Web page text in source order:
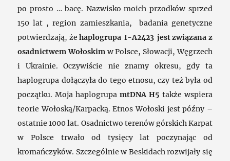
po prosto … bacę. Nazwisko moich przodków sprzed
150 lat , region zamieszkania, badania genetyczne
potwierdzają, że haplogrupa I-A2423 jest związana z
osadnictwem Wołoskim w Polsce, Słowacji, Węgrzech
i Ukrainie. Oczywiście nie znamy okresu, gdy ta
haplogrupa dołączyła do tego etnosu, czy też była od
początku. Moja haplogrupa mtDNA H5 także wspiera
teorie Wołoską/Karpacką. Etnos Wołoski jest późny –
ostatnie 1000 lat. Osadnictwo terenów górskich Karpat
w Polsce trwało od tysięcy lat poczynając od
kromańczyków. Szczególnie w Beskidach rozwijały się